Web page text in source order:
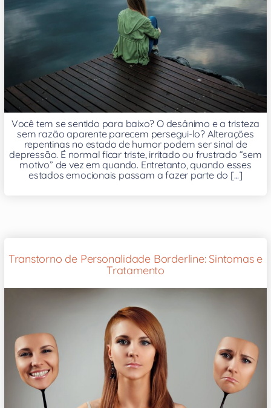
Você tem se sentido para baixo? O desânimo e a tristeza
sem razão aparente parecem persegui-lo? Alterações
repentinas no estado de humor podem ser sinal de
depressão. É normal ficar triste, irritado ou frustrado “sem
motivo” de vez em quando. Entretanto, quando esses
estados emocionais passam a fazer parte do [...]
Transtorno de Personalidade Borderline: Sintomas e
Tratamento